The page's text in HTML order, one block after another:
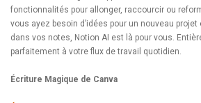
fonctionnalités pour allonger, raccourcir ou
vous ayez besoin d’idées pour un nouveau projet
dans vos notes, Notion AI est là pour vous.
parfaitement à votre flux de travail quotidien.
Écriture Magique de Canva